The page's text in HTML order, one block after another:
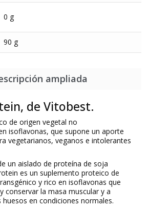
0 g
90 g
ampliada
de Vitobest.
de origen vegetal no
isoflavonas, que supone un aporte
vegetarianos, veganos e intolerantes
un aislado de proteína de soja
es un suplemento proteico de
y rico en isoflavonas que
conservar la masa muscular y a
en condiciones normales.